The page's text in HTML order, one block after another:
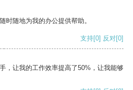
时随地为我的办公提供帮助。
支持[0] 反对[0]
，让我的工作效率提高了50%，让我能够